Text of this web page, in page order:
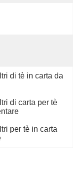
di tè in carta da
di carta per tè
per tè in carta